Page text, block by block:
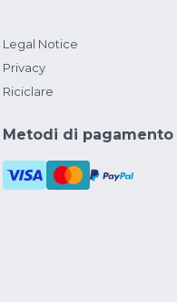
Legal Notice
Privacy
Riciclare
Metodi di pagamento